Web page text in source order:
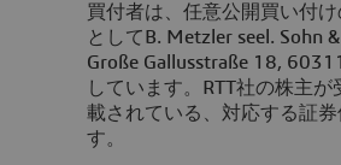
買付者は、任意公開買い付
としてB. Metzler seel. Sohn
Große Gallusstraße 18,
しています。RTT社の株主
載されている、対応する証
す。